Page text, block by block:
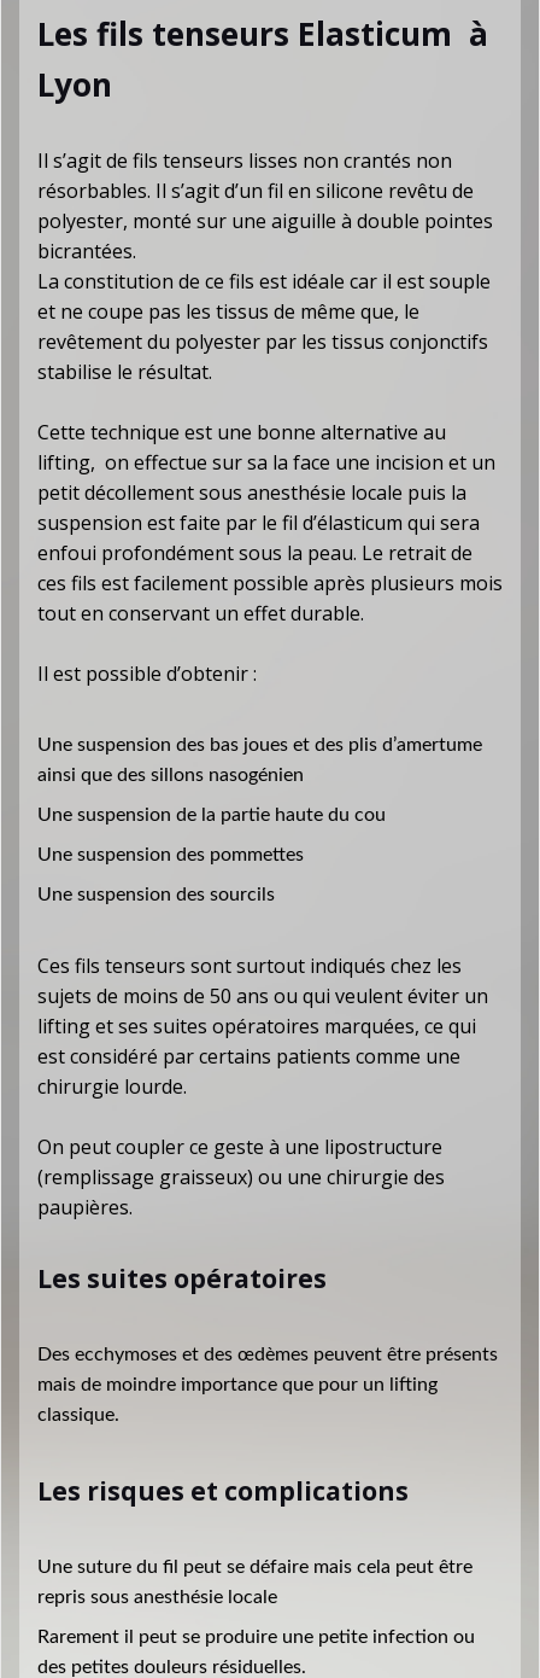
Les fils tenseurs Elasticum à
Lyon
Il s’agit de fils tenseurs lisses non crantés non
résorbables. Il s’agit d’un fil en silicone revêtu de
polyester, monté sur une aiguille à double pointes
bicrantées.
La constitution de ce fils est idéale car il est souple
et ne coupe pas les tissus de même que, le
revêtement du polyester par les tissus conjonctifs
stabilise le résultat.
Cette technique est une bonne alternative au
lifting, on effectue sur sa la face une incision et un
petit décollement sous anesthésie locale puis la
suspension est faite par le fil d’élasticum qui sera
enfoui profondément sous la peau. Le retrait de
ces fils est facilement possible après plusieurs mois
tout en conservant un effet durable.
Il est possible d’obtenir :
Une suspension des bas joues et des plis d’amertume
ainsi que des sillons nasogénien
Une suspension de la partie haute du cou
Une suspension des pommettes
Une suspension des sourcils
Ces fils tenseurs sont surtout indiqués chez les
sujets de moins de 50 ans ou qui veulent éviter un
lifting et ses suites opératoires marquées, ce qui
est considéré par certains patients comme une
chirurgie lourde.
On peut coupler ce geste à une lipostructure
(remplissage graisseux) ou une chirurgie des
paupières.
Les suites opératoires
Des ecchymoses et des œdèmes peuvent être présents
mais de moindre importance que pour un lifting
classique.
Les risques et complications
Une suture du fil peut se défaire mais cela peut être
repris sous anesthésie locale
Rarement il peut se produire une petite infection ou
des petites douleurs résiduelles.